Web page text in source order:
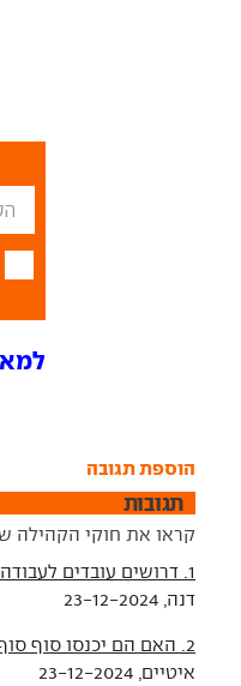
הוספת תגובה
תגובות
קראו את חוקי הקהילה
1. דרושים עובדים לעבודה מהבית, בקלדנות, הזנת
דנה, 23-12-2024
2. האם הם יכנסו סוף סוף לתחום החשמליות?
איטיים, 23-12-2024